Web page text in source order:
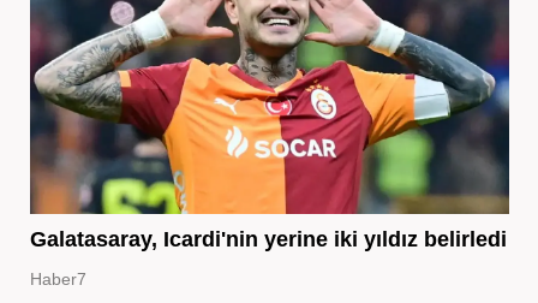
Galatasaray, Icardi'nin yerine iki yıldız belirledi
Haber7